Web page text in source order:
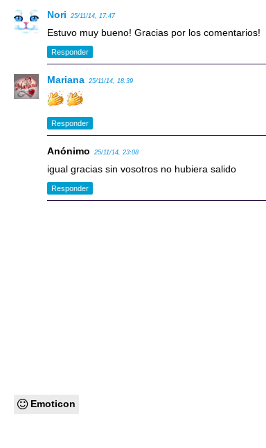
Nori 25/11/14, 17:47
Estuvo muy bueno! Gracias por los comentarios!
Responder
Mariana 25/11/14, 18:39
Responder
Anónimo 25/11/14, 23:08
igual gracias sin vosotros no hubiera salido
Responder
Emoticon